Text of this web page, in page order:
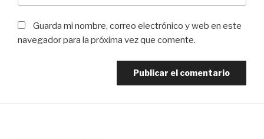
Guarda mi nombre, correo electrónico y web en este
navegador para la próxima vez que comente.